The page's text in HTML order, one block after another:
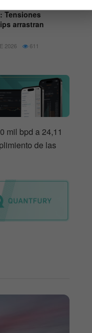
Tensiones
arrastran
2026 611
mil bpd a 24,11
de las